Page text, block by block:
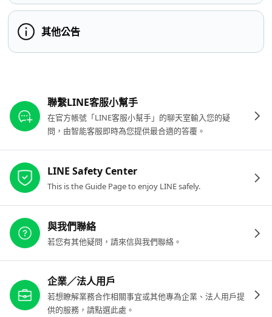
其他公告
聯繫LINE客服小幫手
在官方帳號「LINE客服小幫手」的聊天室輸入您的疑
問，由智能客服即時為您提供最合適的答覆。
LINE Safety Center
This is the Guide Page to enjoy LINE safely.
與我們聯絡
若您有其他疑問，請來信與我們聯絡。
企業／法人用戶
若想瞭解業務合作相關事宜或其他專為企業、法人用戶提
供的服務，請點選此處。